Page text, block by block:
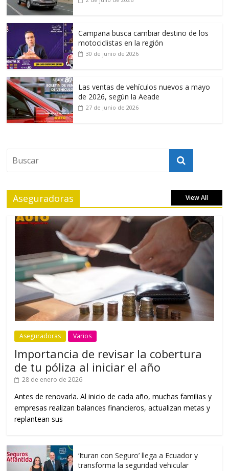
Campaña busca cambiar destino de los
motociclistas en la región
30 de junio de 2026
Las ventas de vehículos nuevos a mayo
de 2026, según la Aeade
27 de junio de 2026
Aseguradoras View All
Aseguradoras Varios
Importancia de revisar la cobertura
de tu póliza al iniciar el año
28 de enero de 2026
Antes de renovarla. Al inicio de cada año, muchas familias y
empresas realizan balances financieros, actualizan metas y
replantean sus
‘Ituran con Seguro’ llega a Ecuador y
transforma la seguridad vehicular